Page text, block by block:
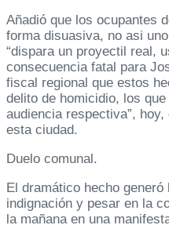
Añadió que los ocupantes
forma disuasiva, no asi
“dispara un proyectil real,
consecuencia fatal para
fiscal regional que estos
delito de homicidio, los
audiencia respectiva”,
esta ciudad.
Duelo comunal.
El dramático hecho
indignación y pesar en la
la mañana en una